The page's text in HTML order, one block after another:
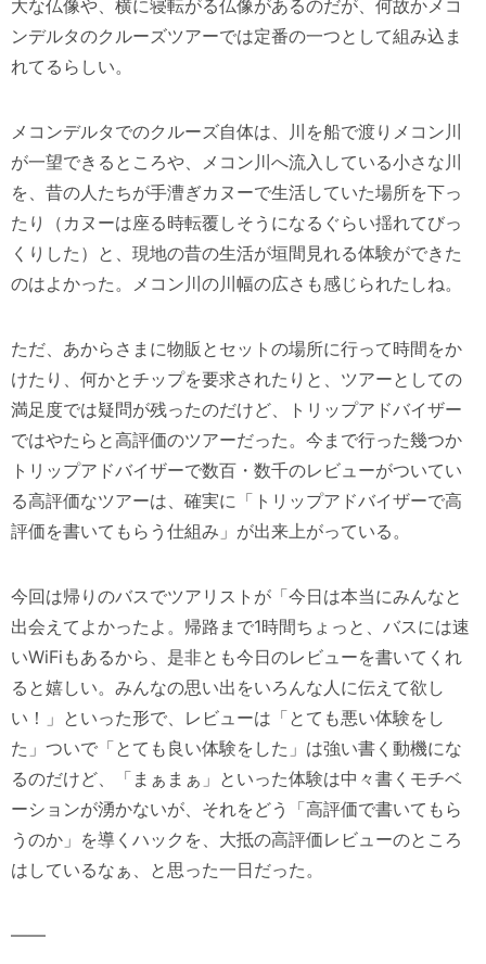
大な仏像や、横に寝転がる仏像があるのだが、何故かメコ
ンデルタのクルーズツアーでは定番の一つとして組み込ま
れてるらしい。
メコンデルタでのクルーズ自体は、川を船で渡りメコン川
が一望できるところや、メコン川へ流入している小さな川
を、昔の人たちが手漕ぎカヌーで生活していた場所を下っ
たり（カヌーは座る時転覆しそうになるぐらい揺れてびっ
くりした）と、現地の昔の生活が垣間見れる体験ができた
のはよかった。メコン川の川幅の広さも感じられたしね。
ただ、あからさまに物販とセットの場所に行って時間をか
けたり、何かとチップを要求されたりと、ツアーとしての
満足度では疑問が残ったのだけど、トリップアドバイザー
ではやたらと高評価のツアーだった。今まで行った幾つか
トリップアドバイザーで数百・数千のレビューがついてい
る高評価なツアーは、確実に「トリップアドバイザーで高
評価を書いてもらう仕組み」が出来上がっている。
今回は帰りのバスでツアリストが「今日は本当にみんなと
出会えてよかったよ。帰路まで1時間ちょっと、バスには速
いWiFiもあるから、是非とも今日のレビューを書いてくれ
ると嬉しい。みんなの思い出をいろんな人に伝えて欲し
い！」といった形で、レビューは「とても悪い体験をし
た」ついで「とても良い体験をした」は強い書く動機にな
るのだけど、「まぁまぁ」といった体験は中々書くモチベ
ーションが湧かないが、それをどう「高評価で書いてもら
うのか」を導くハックを、大抵の高評価レビューのところ
はしているなぁ、と思った一日だった。
——